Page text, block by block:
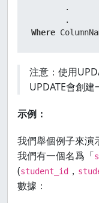
       .
Where
注意：使用
UPDATE會創建
示例：
我們舉個例子來演
我們有一個名爲「
(student_id ，
數據：